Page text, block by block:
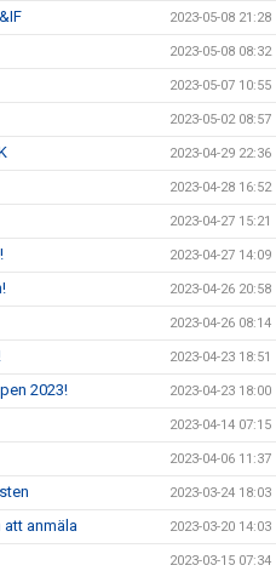
2023-05-08 21:28
2023-05-08 08:32
2023-05-07 10:55
2023-05-02 08:57
2023-04-29 22:36
2023-04-28 16:52
2023-04-27 15:21
2023-04-27 14:09
2023-04-26 20:58
2023-04-26 08:14
2023-04-23 18:51
2023! 2023-04-23 18:00
2023-04-14 07:15
2023-04-06 11:37
2023-03-24 18:03
att anmäla 2023-03-20 14:03
2023-03-15 07:34